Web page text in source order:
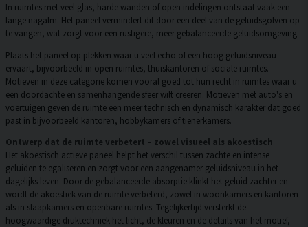
In ruimtes met veel glas, harde wanden of open indelingen ontstaat vaak een
lange nagalm. Het paneel vermindert dit door een deel van de geluidsgolven op
te vangen, wat zorgt voor een rustigere, meer gebalanceerde geluidsomgeving.
Plaats het paneel op plekken waar u veel echo of een hoog geluidsniveau
ervaart, bijvoorbeeld in open ruimtes, thuiskantoren of sociale ruimtes.
Motieven in deze categorie komen vooral goed tot hun recht in ruimtes waar u
een doordachte en samenhangende sfeer wilt creëren. Motieven met auto's en
voertuigen geven de ruimte een meer technisch en dynamisch karakter dat goed
past in bijvoorbeeld kantoren, hobbykamers of tienerkamers.
Ontwerp dat de ruimte verbetert – zowel visueel als akoestisch
Het akoestisch actieve paneel helpt het verschil tussen zachte en intense
geluiden te egaliseren en zorgt voor een aangenamer geluidsniveau in het
dagelijks leven. Door de gebalanceerde absorptie klinkt het geluid zachter en
wordt de akoestiek van de ruimte verbeterd, zowel in woonkamers en kantoren
als in slaapkamers en openbare ruimtes. Tegelijkertijd versterkt de
hoogwaardige druktechniek het licht, de kleuren en de details van het motief,